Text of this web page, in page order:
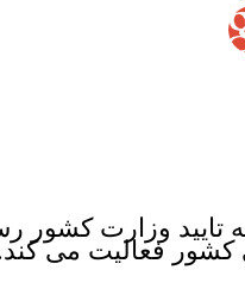
تایید وزارت کشور
کشور فعالیت می کند